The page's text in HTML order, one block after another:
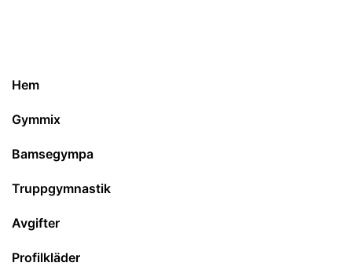
Hem
Gymmix
Bamsegympa
Truppgymnastik
Avgifter
Profilkläder